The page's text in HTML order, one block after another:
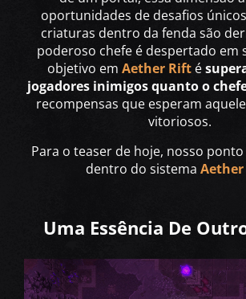
oportunidades de desafios
criaturas dentro da fenda são
poderoso chefe é despertado em
objetivo em Aether Rift é
jogadores inimigos quanto o
recompensas que esperam
vitoriosos.
Para o teaser de hoje, nosso
dentro do sistema
Uma Essência De